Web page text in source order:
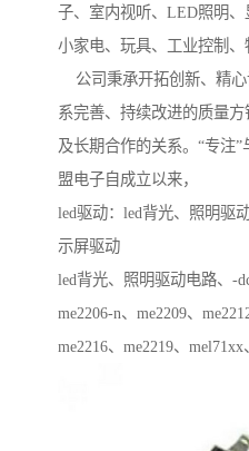
子、室内视听、LED照明、
小家电、玩具、工业控制、
公司秉承开拓创新、精心
系完善、持续改进的质量
及长期合作的关系。“专注
盟电子自成立以来，
led驱动：led背光、照明驱
示屏驱动
led背光、照明驱动电路、-
me2206-n、me2209、
me2216、me2219、